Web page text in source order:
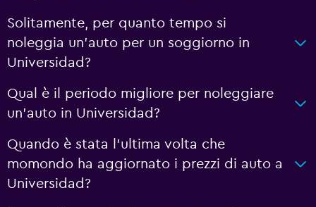
Solitamente, per quanto tempo si
noleggia un'auto per un soggiorno in
Universidad?
Qual è il periodo migliore per noleggiare
un'auto in Universidad?
Quando è stata l'ultima volta che
momondo ha aggiornato i prezzi di auto a
Universidad?